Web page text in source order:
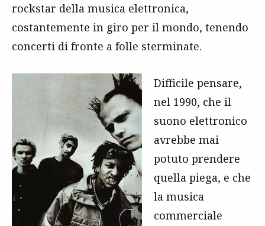
rockstar della musica elettronica,
costantemente in giro per il mondo, tenendo
concerti di fronte a folle sterminate.
Difficile pensare,
nel 1990, che il
suono elettronico
avrebbe mai
potuto prendere
quella piega, e che
la musica
commerciale